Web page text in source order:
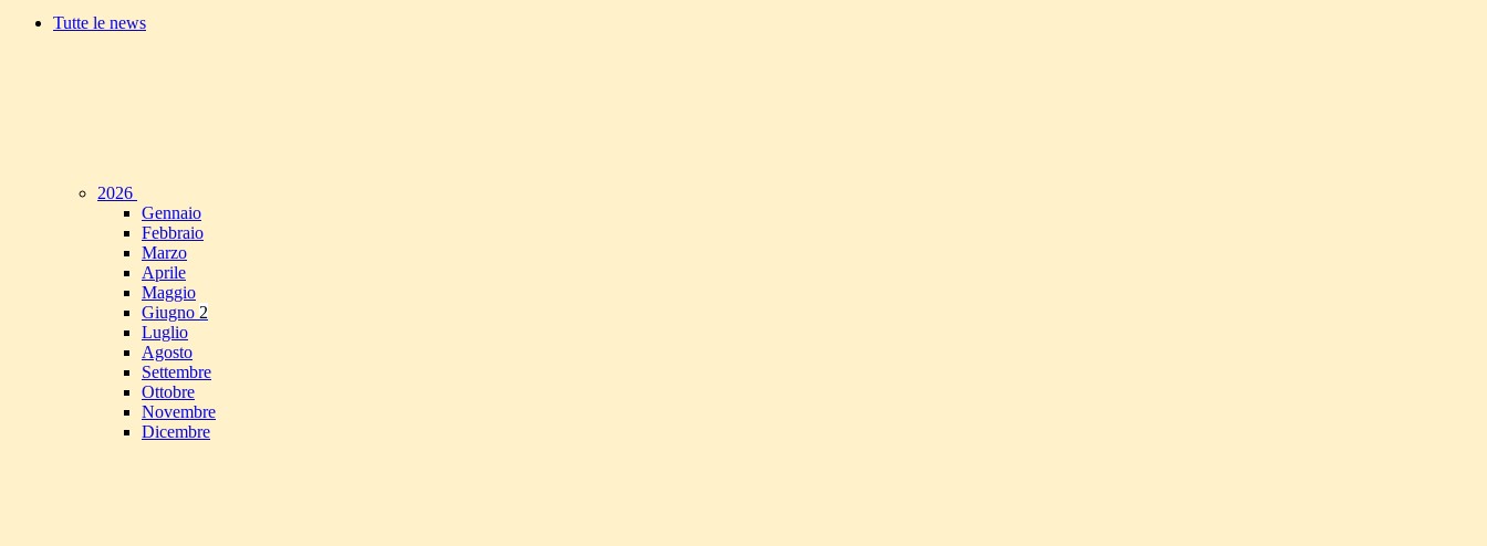
Tutte le news
2026
Gennaio
Febbraio
Marzo
Aprile
Maggio
Giugno 2
Luglio
Agosto
Settembre
Ottobre
Novembre
Dicembre